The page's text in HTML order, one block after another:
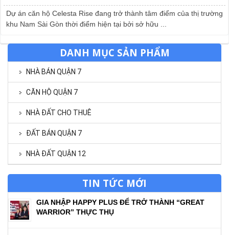
Dự án căn hộ Celesta Rise đang trở thành tâm điểm của thị trường
khu Nam Sài Gòn thời điểm hiện tại bởi sở hữu ...
DANH MỤC SẢN PHẨM
NHÀ BÁN QUẬN 7
CĂN HỘ QUẬN 7
NHÀ ĐẤT CHO THUÊ
ĐẤT BÁN QUẬN 7
NHÀ ĐẤT QUẬN 12
TIN TỨC MỚI
GIA NHẬP HAPPY PLUS ĐỂ TRỞ THÀNH “GREAT
WARRIOR” THỰC THỤ